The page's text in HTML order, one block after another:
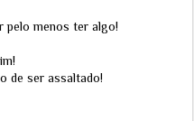
pelo menos ter algo!
de ser assaltado!